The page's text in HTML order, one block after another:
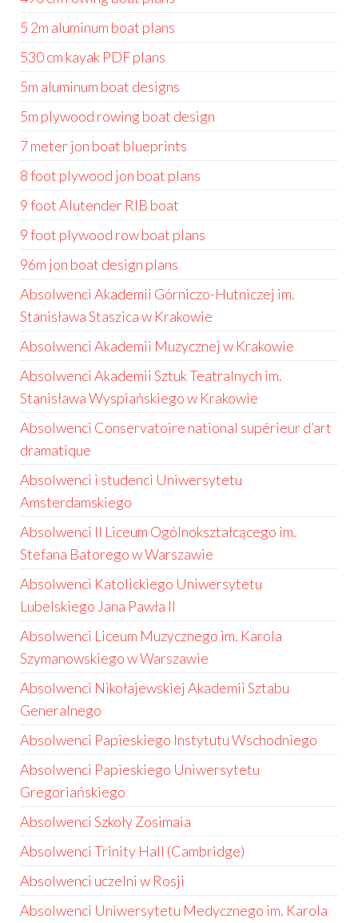
5 2m aluminum boat plans
530 cm kayak PDF plans
5m aluminum boat designs
5m plywood rowing boat design
7 meter jon boat blueprints
8 foot plywood jon boat plans
9 foot Alutender RIB boat
9 foot plywood row boat plans
96m jon boat design plans
Absolwenci Akademii Górniczo-Hutniczej im.
Stanisława Staszica w Krakowie
Absolwenci Akademii Muzycznej w Krakowie
Absolwenci Akademii Sztuk Teatralnych im.
Stanisława Wyspiańskiego w Krakowie
Absolwenci Conservatoire national supérieur d’art
dramatique
Absolwenci i studenci Uniwersytetu
Amsterdamskiego
Absolwenci II Liceum Ogólnokształcącego im.
Stefana Batorego w Warszawie
Absolwenci Katolickiego Uniwersytetu
Lubelskiego Jana Pawła II
Absolwenci Liceum Muzycznego im. Karola
Szymanowskiego w Warszawie
Absolwenci Nikołajewskiej Akademii Sztabu
Generalnego
Absolwenci Papieskiego Instytutu Wschodniego
Absolwenci Papieskiego Uniwersytetu
Gregoriańskiego
Absolwenci Szkoły Zosimaia
Absolwenci Trinity Hall (Cambridge)
Absolwenci uczelni w Rosji
Absolwenci Uniwersytetu Medycznego im. Karola